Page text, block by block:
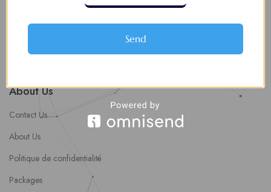
About Us
Contact Us
About Us
Politique de confidentialité
Packages
Send